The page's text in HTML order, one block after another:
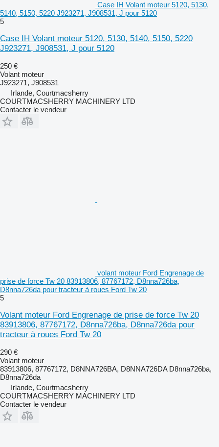
Case IH Volant moteur 5120, 5130,
5140, 5150, 5220 J923271, J908531, J pour 5120
5
Case IH Volant moteur 5120, 5130, 5140, 5150, 5220
J923271, J908531, J pour 5120
250 €
Volant moteur
J923271, J908531
Irlande, Courtmacsherry
COURTMACSHERRY MACHINERY LTD
Contacter le vendeur
volant moteur Ford Engrenage de
prise de force Tw 20 83913806, 87767172, D8nna726ba,
D8nna726da pour tracteur à roues Ford Tw 20
5
Volant moteur Ford Engrenage de prise de force Tw 20
83913806, 87767172, D8nna726ba, D8nna726da pour
tracteur à roues Ford Tw 20
290 €
Volant moteur
83913806, 87767172, D8NNA726BA, D8NNA726DA D8nna726ba,
D8nna726da
Irlande, Courtmacsherry
COURTMACSHERRY MACHINERY LTD
Contacter le vendeur